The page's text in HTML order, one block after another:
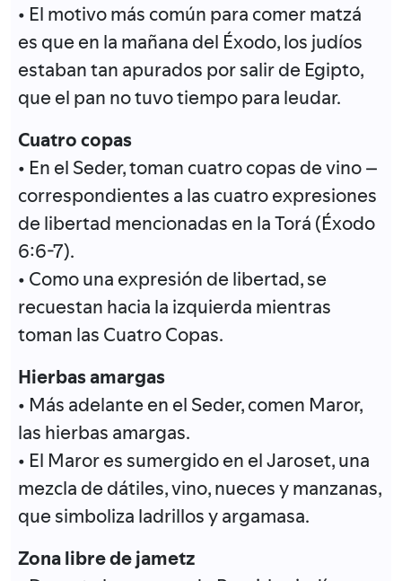
• El motivo más común para comer matzá
es que en la mañana del Éxodo, los judíos
estaban tan apurados por salir de Egipto,
que el pan no tuvo tiempo para leudar.
Cuatro copas
• En el Seder, toman cuatro copas de vino –
correspondientes a las cuatro expresiones
de libertad mencionadas en la Torá (Éxodo
6:6-7).
• Como una expresión de libertad, se
recuestan hacia la izquierda mientras
toman las Cuatro Copas.
Hierbas amargas
• Más adelante en el Seder, comen Maror,
las hierbas amargas.
• El Maror es sumergido en el Jaroset, una
mezcla de dátiles, vino, nueces y manzanas,
que simboliza ladrillos y argamasa.
Zona libre de jametz